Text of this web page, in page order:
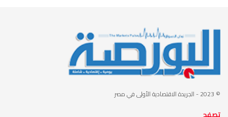
© 2023 - الجريدة الاقتصادية الأولى في مصر
تصفح